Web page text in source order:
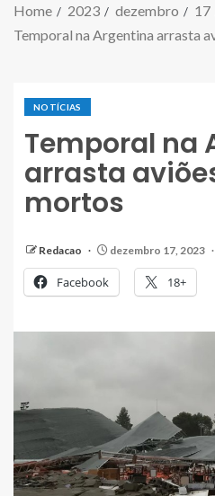
Home 2023 dezembro
17
Temporal na Argentina arrasta
NOTÍCIAS
Temporal na
arrasta
mortos
Redacao dezembro 17, 2023
Facebook 18+